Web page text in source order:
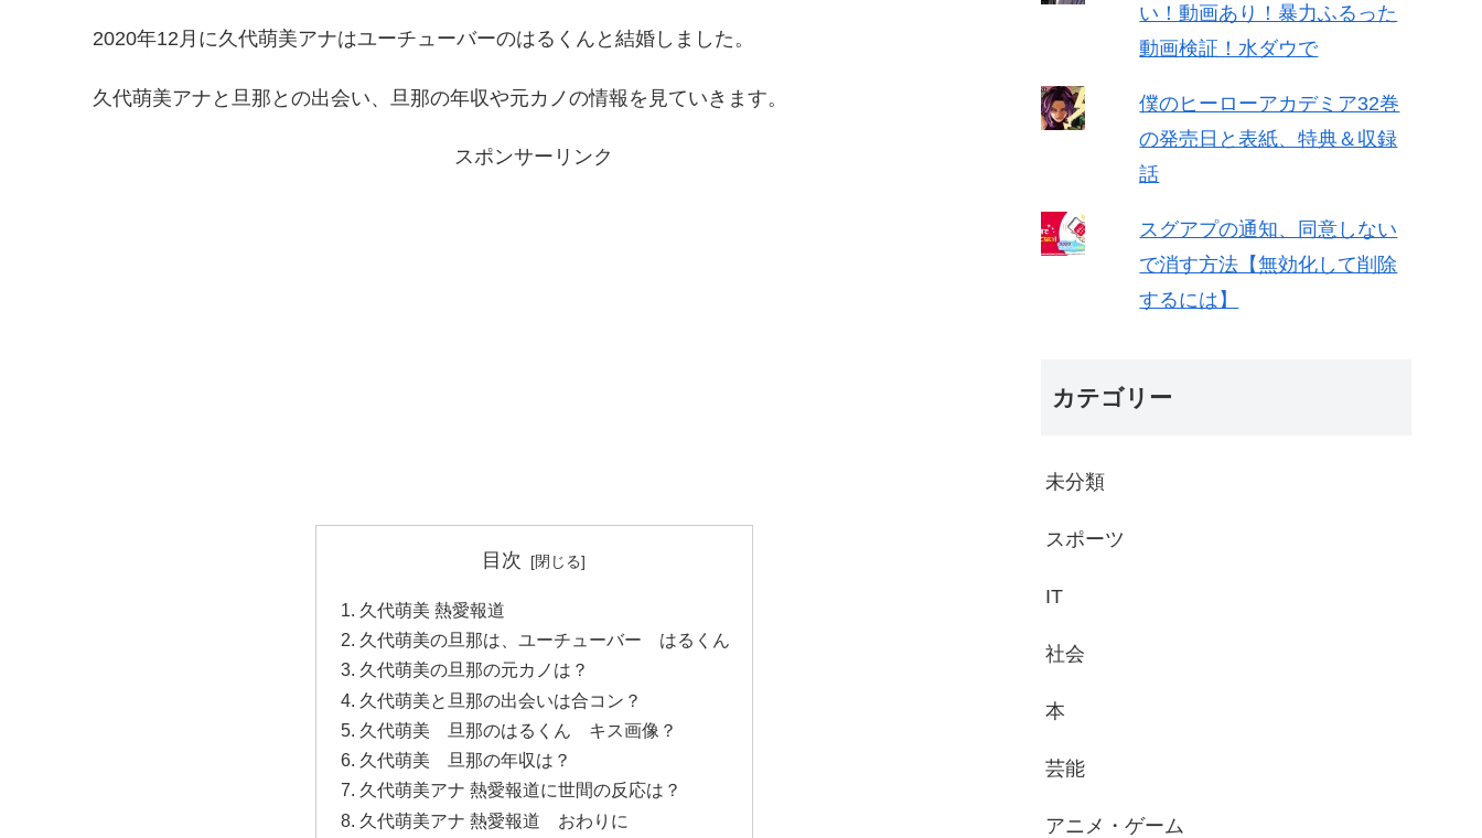
2020年12月に久代萌美アナはユーチューバーのはるくんと結婚しました。
久代萌美アナと旦那との出会い、旦那の年収や元カノの情報を見ていきます。
スポンサーリンク
目次
久代萌美 熱愛報道
久代萌美の旦那は、ユーチューバー はるくん
久代萌美の旦那の元カノは？
久代萌美と旦那の出会いは合コン？
久代萌美 旦那のはるくん キス画像？
久代萌美 旦那の年収は？
久代萌美アナ 熱愛報道に世間の反応は？
久代萌美アナ 熱愛報道 おわりに
い！動画あり！暴力ふるった
動画検証！水ダウで
僕のヒーローアカデミア32巻
の発売日と表紙、特典＆収録
話
スグアプの通知、同意しない
で消す方法【無効化して削除
するには】
カテゴリー
未分類
スポーツ
IT
社会
本
芸能
アニメ・ゲーム